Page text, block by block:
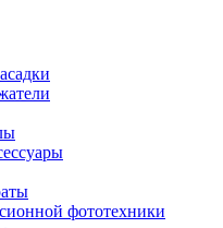
фототехники